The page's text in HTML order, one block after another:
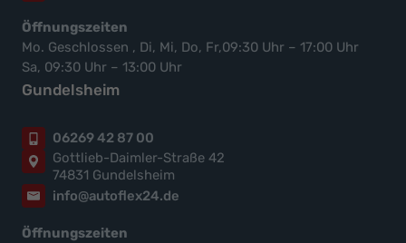
Öffnungszeiten
Mo. Geschlossen , Di, Mi, Do, Fr,09:30 Uhr – 17:00 Uhr
Sa, 09:30 Uhr – 13:00 Uhr
Gundelsheim
06269 42 87 00
Gottlieb-Daimler-Straße 42
74831 Gundelsheim
info@autoflex24.de
Öffnungszeiten